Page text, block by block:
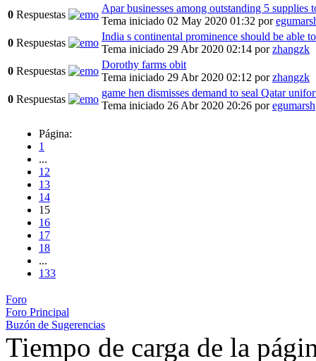
0 Respuestas
Apar businesses among outstanding 5 supplies
Tema iniciado 02 May 2020 01:32 por
0 Respuestas
India s continental prominence should be able
Tema iniciado 29 Abr 2020 02:14 porzhangzk
0 Respuestas
Dorothy farms obit
Tema iniciado 29 Abr 2020 02:12 porzhangzk
0 Respuestas
game hen dismisses demand to seal Qatar
Tema iniciado 26 Abr 2020 20:26 poregumarsh
Página:
1
...
12
13
14
15
16
17
18
...
133
Foro
Foro Principal
Buzón de Sugerencias
Tiempo de carga de la